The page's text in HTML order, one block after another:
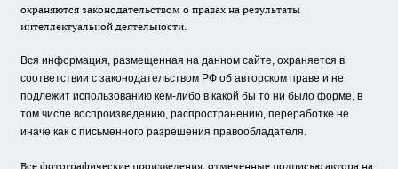
охраняются законодательством о правах на результаты
интеллектуальной деятельности.
Вся информация, размещенная на данном сайте, охраняется в
соответствии с законодательством РФ об авторском праве и не
подлежит использованию кем-либо в какой бы то ни было форме, в
том числе воспроизведению, распространению, переработке не
иначе как с письменного разрешения правообладателя.
Все фотографические произведения, отмеченные подписью автора на